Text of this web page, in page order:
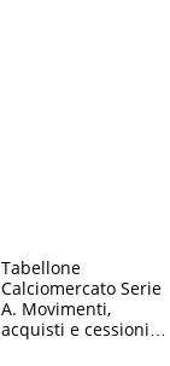
Tabellone
Calciomercato Serie
A. Movimenti,
acquisti e cessioni: